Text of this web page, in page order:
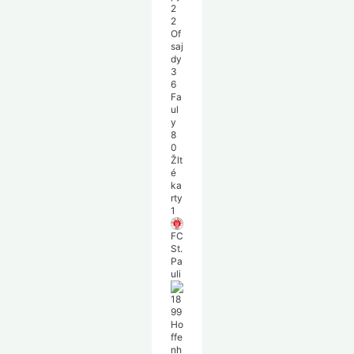
2
2
Of
saj
dy
3
6
Fa
ul
y
8
0
Žlt
é
ka
rty
1
FC
St.
Pa
uli
18
99
Ho
ffe
nh